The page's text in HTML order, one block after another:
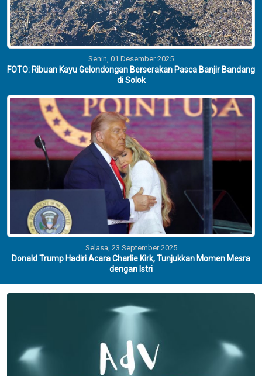
Senin, 01 Desember 2025
FOTO: Ribuan Kayu Gelondongan Berserakan Pasca Banjir Bandang
di Solok
Selasa, 23 September 2025
Donald Trump Hadiri Acara Charlie Kirk, Tunjukkan Momen Mesra
dengan Istri